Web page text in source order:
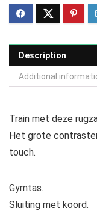
Description
Additional
Train met deze
Het grote
touch.
Gymtas.
Sluiting met koord.